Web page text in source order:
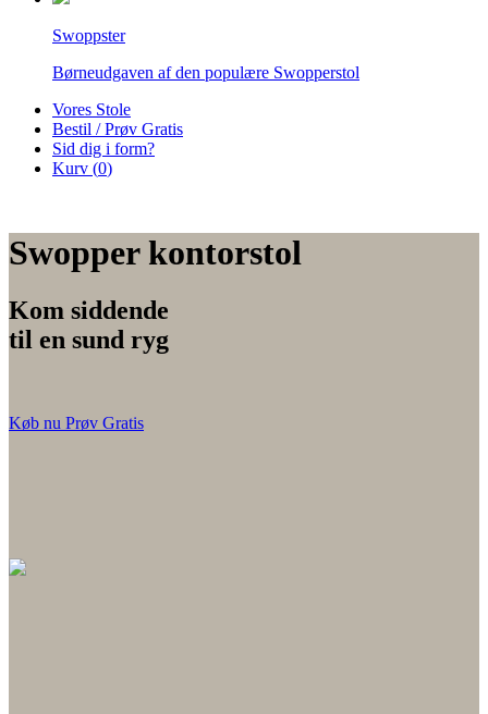
Swoppster
Børneudgaven af den populære Swopperstol
Vores Stole
Bestil / Prøv Gratis
Sid dig i form?
Kurv (0)
Swopper kontorstol
Kom siddende
til en sund ryg
Køb nu Prøv Gratis